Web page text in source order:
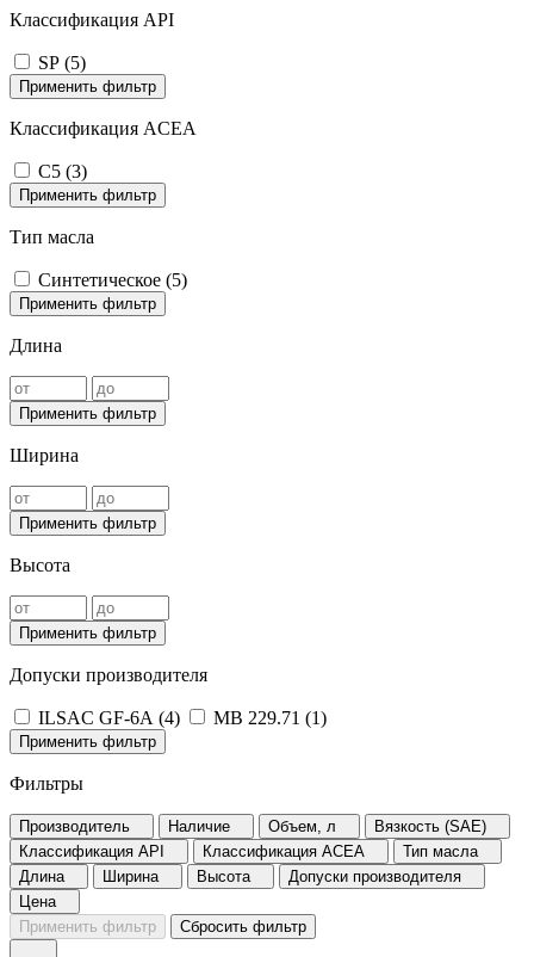
Классификация API
SP (5)
Применить фильтр
Классификация ACEA
C5 (3)
Применить фильтр
Тип масла
Cинтетическое (5)
Применить фильтр
Длина
Применить фильтр
Ширина
Применить фильтр
Высота
Применить фильтр
Допуски производителя
ILSAC GF-6A (4) MB 229.71 (1)
Применить фильтр
Фильтры
Производитель Наличие Объем, л
Вязкость (SAE)
Классификация API
Классификация ACEA
Тип масла
Длина
Ширина Высота
Допуски производителя
Цена
Применить фильтр
Сбросить фильтр